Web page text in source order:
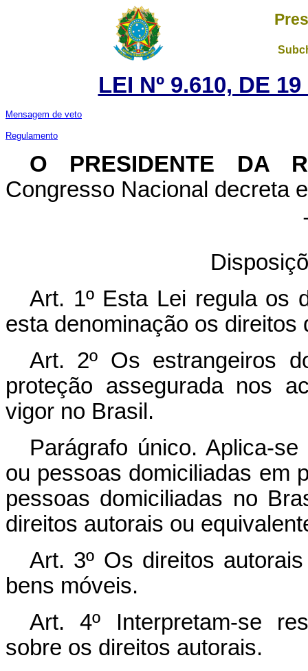
LEI Nº 9.610, DE
Mensagem de veto
Regulamento
O PRESIDENTE DA
Congresso Nacional decreta
Art. 1º Esta Lei regula os
esta denominação os
Art. 2º Os estrangeiros
proteção assegurada nos
vigor no Brasil.
Parágrafo único. Aplica-
ou pessoas domiciliadas em
pessoas domiciliadas no
direitos autorais ou
Art. 3º Os direitos
bens móveis.
Art. 4º Interpretam-se
sobre os direitos autorais.